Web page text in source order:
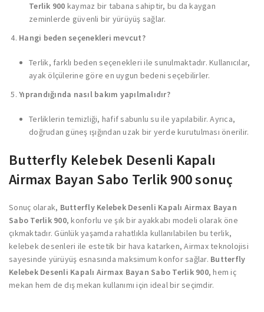
Terlik 900 kaymaz bir tabana sahiptir, bu da kaygan
zeminlerde güvenli bir yürüyüş sağlar.
Hangi beden seçenekleri mevcut?
Terlik, farklı beden seçenekleri ile sunulmaktadır. Kullanıcılar,
ayak ölçülerine göre en uygun bedeni seçebilirler.
Yıprandığında nasıl bakım yapılmalıdır?
Terliklerin temizliği, hafif sabunlu su ile yapılabilir. Ayrıca,
doğrudan güneş ışığından uzak bir yerde kurutulması önerilir.
Butterfly Kelebek Desenli Kapalı
Airmax Bayan Sabo Terlik 900 sonuç
Sonuç olarak, Butterfly Kelebek Desenli Kapalı Airmax Bayan
Sabo Terlik 900, konforlu ve şık bir ayakkabı modeli olarak öne
çıkmaktadır. Günlük yaşamda rahatlıkla kullanılabilen bu terlik,
kelebek desenleri ile estetik bir hava katarken, Airmax teknolojisi
sayesinde yürüyüş esnasında maksimum konfor sağlar. Butterfly
Kelebek Desenli Kapalı Airmax Bayan Sabo Terlik 900, hem iç
mekan hem de dış mekan kullanımı için ideal bir seçimdir.